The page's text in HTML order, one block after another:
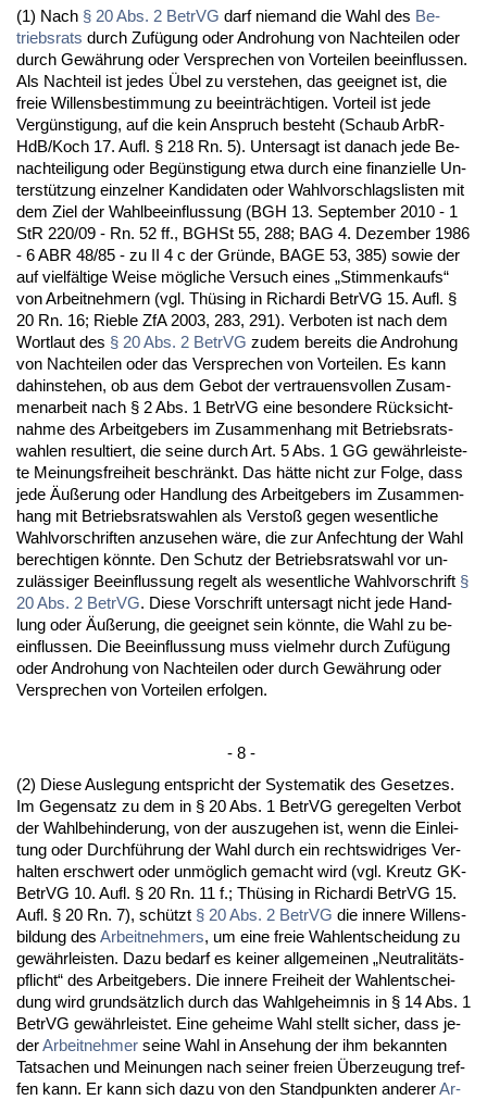
(1) Nach § 20 Abs. 2 Be­trVG darf nie­mand die Wahl des Be­
triebs­rats durch Zufügung oder An­dro­hung von Nach­tei­len oder
durch Gewährung oder Ver­spre­chen von Vor­tei­len be­ein­flus­sen.
Als Nach­teil ist je­des Übel zu ver­ste­hen, das ge­eig­net ist, die
freie Wil­lens­be­stim­mung zu be­ein­träch­ti­gen. Vor­teil ist je­de
Vergüns­ti­gung, auf die kein An­spruch be­steht (Schaub ArbR-
HdB/Koch 17. Aufl. § 218 Rn. 5). Un­ter­sagt ist da­nach je­de Be­
nach­tei­li­gung oder Begüns­ti­gung et­wa durch ei­ne fi­nan­zi­el­le Un­
terstützung ein­zel­ner Kan­di­da­ten oder Wahl­vor­schlags­lis­ten mit
dem Ziel der Wahl­be­ein­flus­sung (BGH 13. Sep­tem­ber 2010 - 1
StR 220/09 - Rn. 52 ff., BGHSt 55, 288; BAG 4. De­zem­ber 1986
- 6 ABR 48/85 - zu II 4 c der Gründe, BA­GE 53, 385) so­wie der
auf vielfälti­ge Wei­se mögli­che Ver­such ei­nes „Stim­men­kaufs“
von Ar­beit­neh­mern (vgl. Thüsing in Ri­char­di Be­trVG 15. Aufl. §
20 Rn. 16; Rieb­le ZfA 2003, 283, 291). Ver­bo­ten ist nach dem
Wort­laut des § 20 Abs. 2 Be­trVG zu­dem be­reits die An­dro­hung
von Nach­tei­len oder das Ver­spre­chen von Vor­tei­len. Es kann
da­hin­ste­hen, ob aus dem Ge­bot der ver­trau­ens­vol­len Zu­sam­
men­ar­beit nach § 2 Abs. 1 Be­trVG ei­ne be­son­de­re Rück­sicht­
nah­me des Ar­beit­ge­bers im Zu­sam­men­hang mit Be­triebs­rats­
wah­len re­sul­tiert, die sei­ne durch Art. 5 Abs. 1 GG gewähr­leis­te­
te Mei­nungs­frei­heit be­schränkt. Das hätte nicht zur Fol­ge, dass
je­de Äußerung oder Hand­lung des Ar­beit­ge­bers im Zu­sam­men­
hang mit Be­triebs­rats­wah­len als Ver­s­toß ge­gen we­sent­li­che
Wahl­vor­schrif­ten an­zu­se­hen wäre, die zur An­fech­tung der Wahl
be­rech­ti­gen könn­te. Den Schutz der Be­triebs­rats­wahl vor un­
zulässi­ger Be­ein­flus­sung re­gelt als we­sent­li­che Wahl­vor­schrift §
20 Abs. 2 Be­trVG. Die­se Vor­schrift un­ter­sagt nicht je­de Hand­
lung oder Äußerung, die ge­eig­net sein könn­te, die Wahl zu be­
ein­flus­sen. Die Be­ein­flus­sung muss viel­mehr durch Zufügung
oder An­dro­hung von Nach­tei­len oder durch Gewährung oder
Ver­spre­chen von Vor­tei­len er­fol­gen.
- 8 -
(2) Die­se Aus­le­gung ent­spricht der Sys­te­ma­tik des Ge­set­zes.
Im Ge­gen­satz zu dem in § 20 Abs. 1 Be­trVG ge­re­gel­ten Ver­bot
der Wahl­be­hin­de­rung, von der aus­zu­ge­hen ist, wenn die Ein­lei­
tung oder Durchführung der Wahl durch ein rechts­wid­ri­ges Ver­
hal­ten er­schwert oder unmöglich ge­macht wird (vgl. Kreutz GK-
Be­trVG 10. Aufl. § 20 Rn. 11 f.; Thüsing in Ri­char­di Be­trVG 15.
Aufl. § 20 Rn. 7), schützt § 20 Abs. 2 Be­trVG die in­ne­re Wil­lens­
bil­dung des Ar­beit­neh­mers, um ei­ne freie Wahl­ent­schei­dung zu
gewähr­leis­ten. Da­zu be­darf es kei­ner all­ge­mei­nen „Neu­tra­litäts­
pflicht“ des Ar­beit­ge­bers. Die in­ne­re Frei­heit der Wahl­ent­schei­
dung wird grundsätz­lich durch das Wahl­ge­heim­nis in § 14 Abs. 1
Be­trVG gewähr­leis­tet. Ei­ne ge­hei­me Wahl stellt si­cher, dass je­
derAr­beit­neh­mer sei­ne Wahl in An­se­hung der ihm be­kann­ten
Tat­sa­chen und Mei­nun­gen nach sei­ner frei­en Über­zeu­gung tref­
fen kann. Er kann sich da­zu von den Stand­punk­ten an­de­rerAr­